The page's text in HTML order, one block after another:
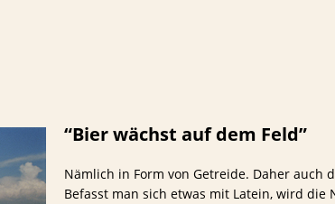
“Bier wächst auf dem Feld”
Nämlich in Form von Getreide. Daher auch
Befasst man sich etwas mit Latein, wird die